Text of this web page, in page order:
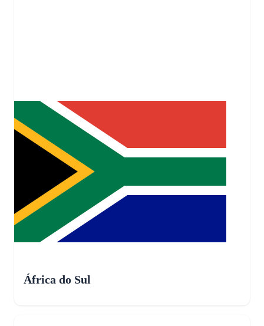
África do Sul